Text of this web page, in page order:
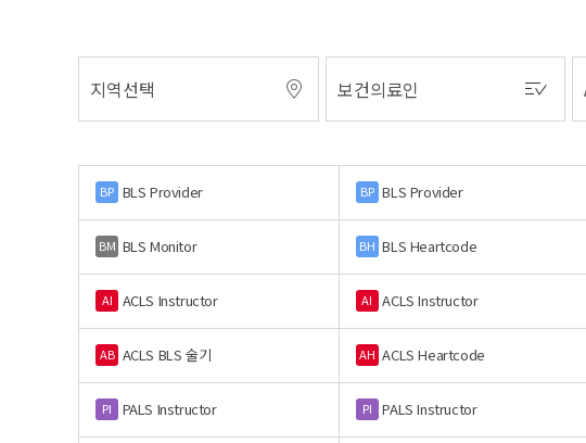
BP BLS Provider BP BLS Provider
BM BLS Monitor BH BLS Heartcode
AI ACLS Instructor AI ACLS Instructor
AB ACLS BLS 술기 AH ACLS Heartcode
PI PALS Instructor PI PALS Instructor